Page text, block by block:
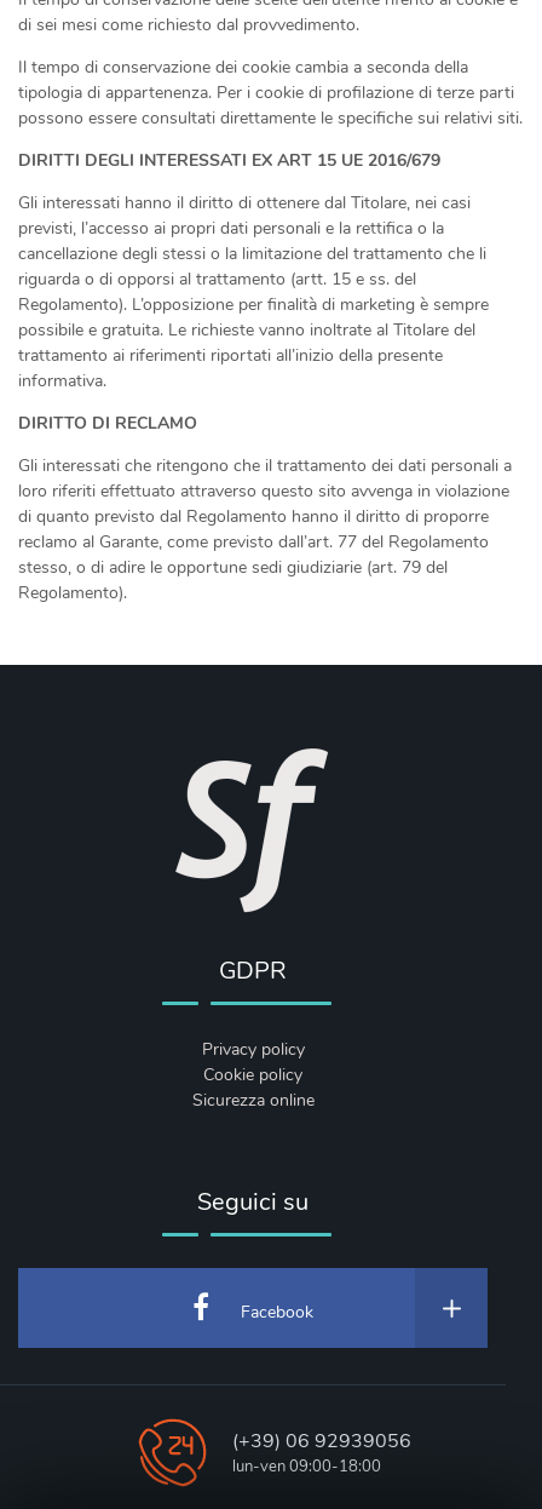
di sei mesi come richiesto dal provvedimento.
Il tempo di conservazione dei cookie cambia a seconda della
tipologia di appartenenza. Per i cookie di profilazione di terze parti
possono essere consultati direttamente le specifiche sui relativi siti.
DIRITTI DEGLI INTERESSATI EX ART 15 UE 2016/679
Gli interessati hanno il diritto di ottenere dal Titolare, nei casi
previsti, l’accesso ai propri dati personali e la rettifica o la
cancellazione degli stessi o la limitazione del trattamento che li
riguarda o di opporsi al trattamento (artt. 15 e ss. del
Regolamento). L’opposizione per finalità di marketing è sempre
possibile e gratuita. Le richieste vanno inoltrate al Titolare del
trattamento ai riferimenti riportati all’inizio della presente
informativa.
DIRITTO DI RECLAMO
Gli interessati che ritengono che il trattamento dei dati personali a
loro riferiti effettuato attraverso questo sito avvenga in violazione
di quanto previsto dal Regolamento hanno il diritto di proporre
reclamo al Garante, come previsto dall’art. 77 del Regolamento
stesso, o di adire le opportune sedi giudiziarie (art. 79 del
Regolamento).
GDPR
Privacy policy
Cookie policy
Sicurezza online
Seguici su
Facebook
(+39) 06 92939056
lun-ven 09:00-18:00